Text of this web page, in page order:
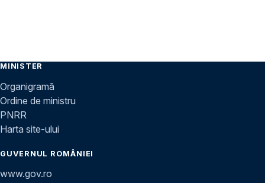
MINISTER
Organigramă
Ordine de ministru
PNRR
Harta site-ului
GUVERNUL ROMÂNIEI
www.gov.ro